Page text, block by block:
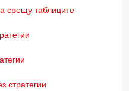
срещу таблиците
стратегии